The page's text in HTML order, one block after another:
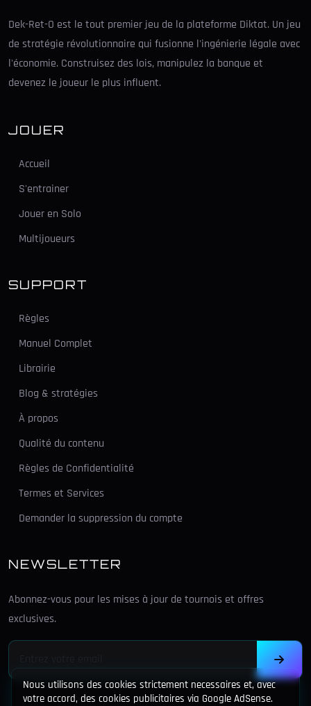
Dek-Ret-O est le tout premier jeu de la plateforme Diktat. Un jeu
de stratégie révolutionnaire qui fusionne l'ingénierie légale avec
l'économie. Construisez des lois, manipulez la banque et
devenez le joueur le plus influent.
JOUER
Accueil
S'entrainer
Jouer en Solo
Multijoueurs
SUPPORT
Règles
Manuel Complet
Librairie
Blog & stratégies
À propos
Qualité du contenu
Règles de Confidentialité
Termes et Services
Demander la suppression du compte
NEWSLETTER
Abonnez-vous pour les mises à jour de tournois et offres
exclusives.
Nous utilisons des cookies strictement necessaires et, avec
votre accord, des cookies publicitaires via Google AdSense.